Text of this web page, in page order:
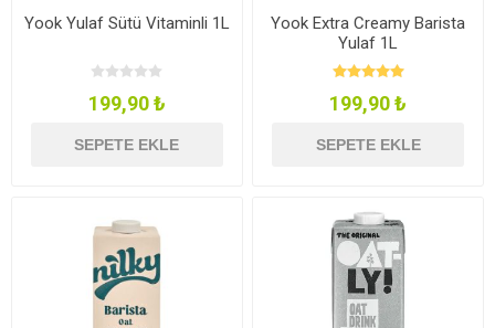
Yook Yulaf Sütü Vitaminli 1L
199,90 ₺
SEPETE EKLE
Yook Extra Creamy Barista
Yulaf 1L
199,90 ₺
SEPETE EKLE